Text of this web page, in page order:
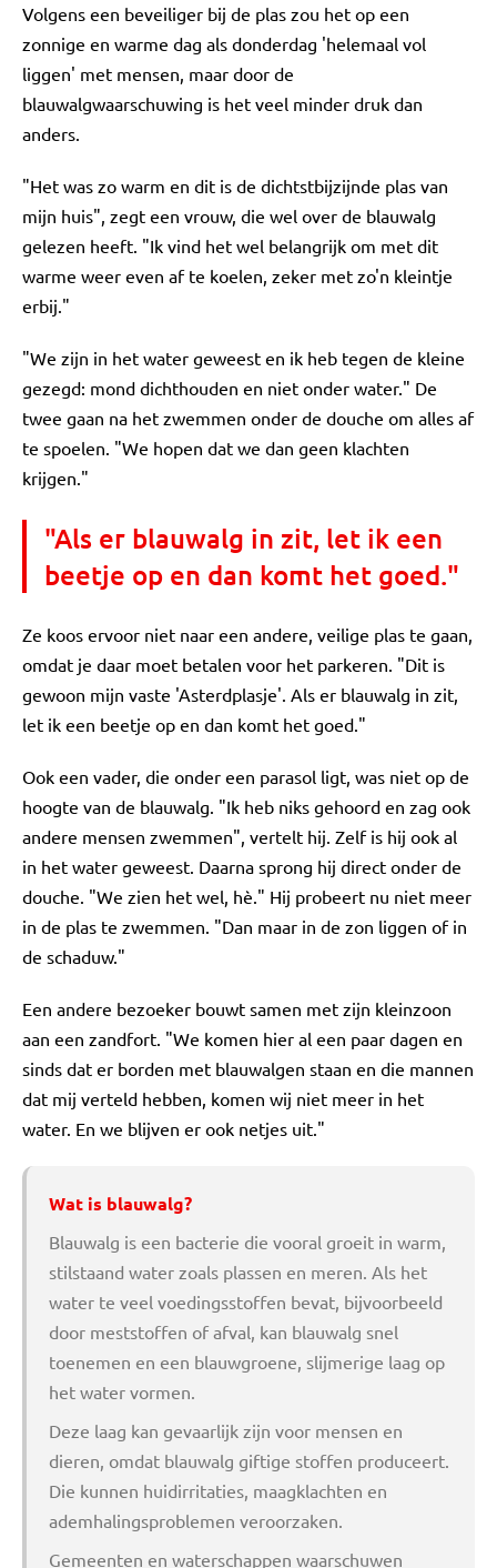
Volgens een beveiliger bij de plas zou het op een
zonnige en warme dag als donderdag 'helemaal vol
liggen' met mensen, maar door de
blauwalgwaarschuwing is het veel minder druk dan
anders.
"Het was zo warm en dit is de dichtstbijzijnde plas van
mijn huis", zegt een vrouw, die wel over de blauwalg
gelezen heeft. "Ik vind het wel belangrijk om met dit
warme weer even af te koelen, zeker met zo'n kleintje
erbij."
"We zijn in het water geweest en ik heb tegen de kleine
gezegd: mond dichthouden en niet onder water." De
twee gaan na het zwemmen onder de douche om alles af
te spoelen. "We hopen dat we dan geen klachten
krijgen."
"Als er blauwalg in zit, let ik een
beetje op en dan komt het goed."
Ze koos ervoor niet naar een andere, veilige plas te gaan,
omdat je daar moet betalen voor het parkeren. "Dit is
gewoon mijn vaste 'Asterdplasje'. Als er blauwalg in zit,
let ik een beetje op en dan komt het goed."
Ook een vader, die onder een parasol ligt, was niet op de
hoogte van de blauwalg. "Ik heb niks gehoord en zag ook
andere mensen zwemmen", vertelt hij. Zelf is hij ook al
in het water geweest. Daarna sprong hij direct onder de
douche. "We zien het wel, hè." Hij probeert nu niet meer
in de plas te zwemmen. "Dan maar in de zon liggen of in
de schaduw."
Een andere bezoeker bouwt samen met zijn kleinzoon
aan een zandfort. "We komen hier al een paar dagen en
sinds dat er borden met blauwalgen staan en die mannen
dat mij verteld hebben, komen wij niet meer in het
water. En we blijven er ook netjes uit."
Wat is blauwalg?
Blauwalg is een bacterie die vooral groeit in warm,
stilstaand water zoals plassen en meren. Als het
water te veel voedingsstoffen bevat, bijvoorbeeld
door meststoffen of afval, kan blauwalg snel
toenemen en een blauwgroene, slijmerige laag op
het water vormen.
Deze laag kan gevaarlijk zijn voor mensen en
dieren, omdat blauwalg giftige stoffen produceert.
Die kunnen huidirritaties, maagklachten en
ademhalingsproblemen veroorzaken.
Gemeenten en waterschappen waarschuwen